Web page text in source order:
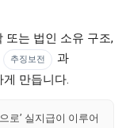
또는 법인 소유 구조,
추징보전 과
만듭니다.
로’ 실지급이 이루어